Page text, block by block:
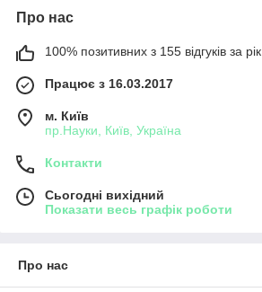
Про нас
100% позитивних з 155 відгуків за рік
Працює з 16.03.2017
м. Київ
пр.Науки, Київ, Україна
Контакти
Сьогодні вихідний
Показати весь графік роботи
Про нас